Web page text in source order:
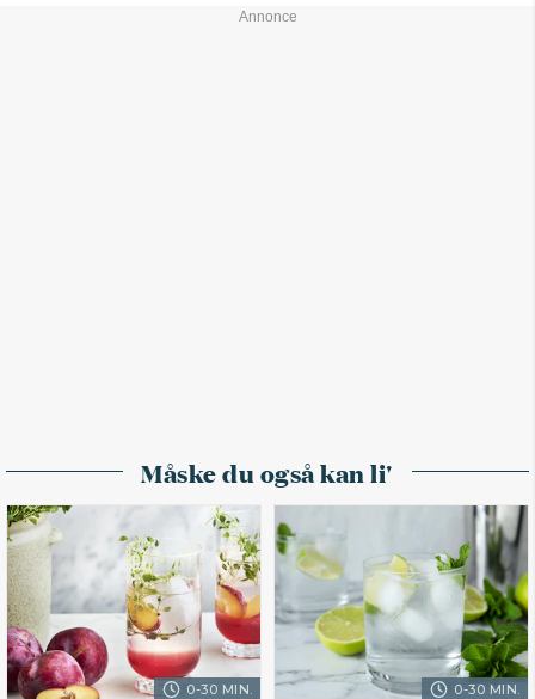
Måske du også kan li'
0-30 MIN. 0-30 MIN.